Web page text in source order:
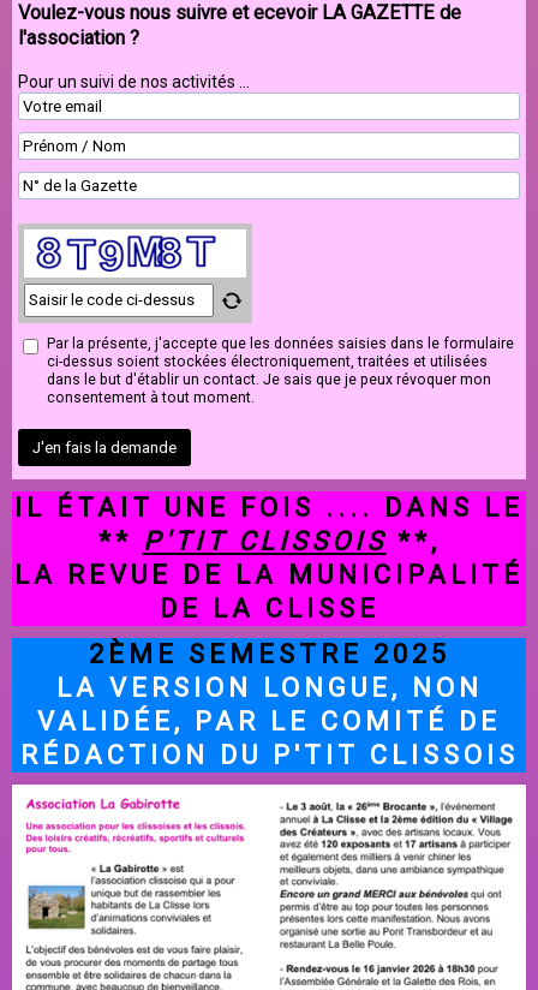
Voulez-vous nous suivre et ecevoir LA GAZETTE de
l'association ?
Pour un suivi de nos activités ...
Par la présente, j'accepte que les données saisies dans le formulaire
ci-dessus soient stockées électroniquement, traitées et utilisées
dans le but d'établir un contact. Je sais que je peux révoquer mon
consentement à tout moment.
IL ÉTAIT UNE FOIS .... DANS LE
** P'TIT CLISSOIS **,
LA REVUE DE LA MUNICIPALITÉ
DE LA CLISSE
2ÈME SEMESTRE 2025
LA VERSION LONGUE, NON
VALIDÉE, PAR LE COMITÉ DE
RÉDACTION DU P'TIT CLISSOIS